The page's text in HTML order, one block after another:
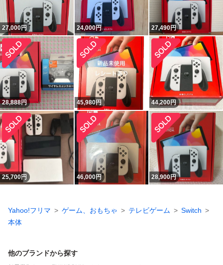
27,000円 24,000円 27,490円
28,888円 45,980円 44,200円
25,700円 46,000円 28,900円
Yahoo!フリマ ゲーム、おもちゃ テレビゲーム
Switch
本体
他のブランドから探す